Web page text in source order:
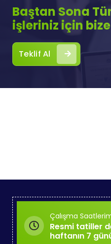
Baştan Sona
işleriniz için
Teklif Al
Çalışma
Resmi tatiller
haftanın 7